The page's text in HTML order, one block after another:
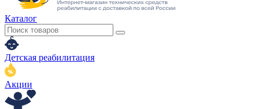
Каталог
Детская реабилитация
Акции